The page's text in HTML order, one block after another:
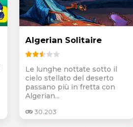
Algerian Solitaire
Le lunghe nottate sotto il
cielo stellato del deserto
passano più in fretta con
Algerian...
30.203